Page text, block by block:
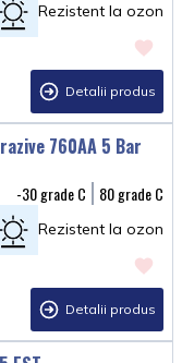
Rezistent la ozon
Detalii produs
760AA 5 Bar
-30 80
Rezistent la ozon
Detalii produs